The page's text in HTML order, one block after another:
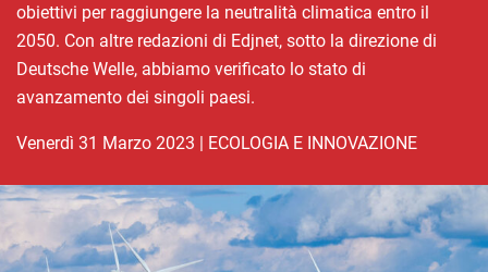
obiettivi per raggiungere la neutralità climatica entro il
2050. Con altre redazioni di Edjnet, sotto la direzione di
Deutsche Welle, abbiamo verificato lo stato di
avanzamento dei singoli paesi.
venerdì 31 Marzo 2023 | ECOLOGIA E INNOVAZIONE